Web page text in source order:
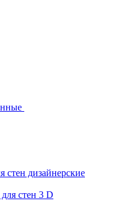
стен дизайнерские
стен 3 D